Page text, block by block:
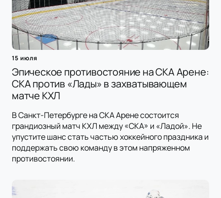
15 июля
Эпическое противостояние на СКА Арене:
СКА против «Лады» в захватывающем
матче КХЛ
В Санкт-Петербурге на СКА Арене состоится
грандиозный матч КХЛ между «СКА» и «Ладой». Не
упустите шанс стать частью хоккейного праздника и
поддержать свою команду в этом напряженном
противостоянии.